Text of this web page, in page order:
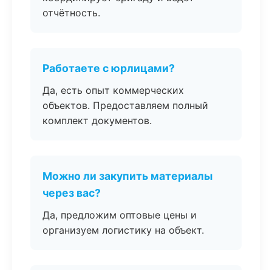
отчётность.
Работаете с юрлицами?
Да, есть опыт коммерческих
объектов. Предоставляем полный
комплект документов.
Можно ли закупить материалы
через вас?
Да, предложим оптовые цены и
организуем логистику на объект.